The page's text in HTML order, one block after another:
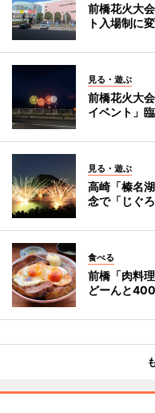
前橋花火大
ト入場制に
見る・遊ぶ
前橋花火大
イベント」
見る・遊ぶ
高崎「榛名
念で「じぐろ
食べる
前橋「肉料
どーんと